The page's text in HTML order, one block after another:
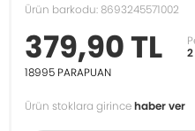
Ürün barkodu: 8693245571002
379,90 TL
18995 PARAPUAN
Ürün stoklara girincehaber ver